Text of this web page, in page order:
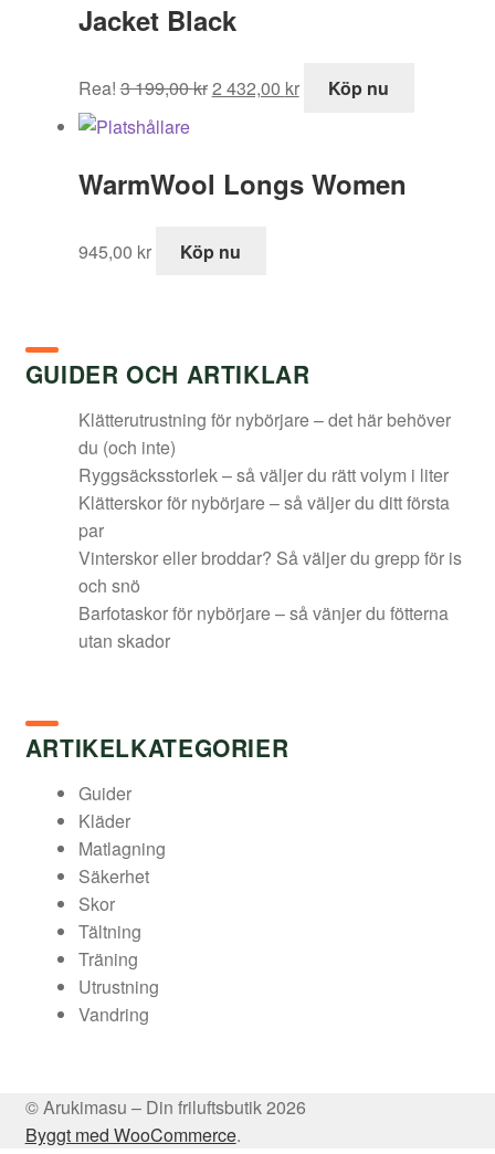
Jacket Black
Rea! 3 199,00kr
ursprungliga
2 432,00 kr
nuvarande
2
Köp nu
WarmWool Longs Women
945,00 kr Köp nu
GUIDER OCH ARTIKLAR
Klätterutrustning för nybörjare – det här behöver
du (och inte)
Ryggsäcksstorlek – så väljer du rätt volym i liter
Klätterskor för nybörjare – så väljer du ditt första
par
Vinterskor eller broddar? Så väljer du grepp för is
och snö
Barfotaskor för nybörjare – så vänjer du fötterna
utan skador
ARTIKELKATEGORIER
Guider
Kläder
Matlagning
Säkerhet
Skor
Tältning
Träning
Utrustning
Vandring
© Arukimasu – Din friluftsbutik 2026
Byggt med WooCommerce.